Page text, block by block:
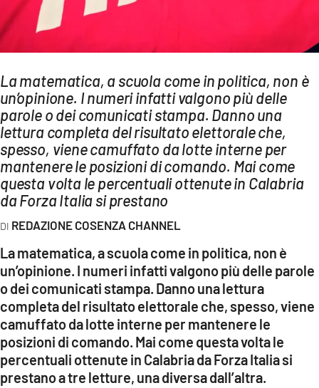
LAC NETWORK
LAC ONAIR
Network
LACPLAY.IT
LACTV.IT
LACONAIR.IT
LACITYMAG.IT
ILVIBONESE.IT
CATANZAROCHANNEL.IT
LACAPITALENEWS.IT
App
ANDROID
La matematica, a scuola come in politica, non è
un’opinione. I numeri infatti valgono più delle
parole o dei comunicati stampa. Danno una
lettura completa del risultato elettorale che,
spesso, viene camuffato da lotte interne per
mantenere le posizioni di comando. Mai come
questa volta le percentuali ottenute in Calabria
da Forza Italia si prestano
REDAZIONE COSENZA CHANNEL
La matematica, a scuola come in politica, non è
un’opinione. I numeri infatti valgono più delle parole
o dei comunicati stampa. Danno una lettura
completa del risultato elettorale che, spesso, viene
camuffato da lotte interne per mantenere le
posizioni di comando. Mai come questa volta le
percentuali ottenute in Calabria da Forza Italia si
prestano a tre letture, una diversa dall’altra.